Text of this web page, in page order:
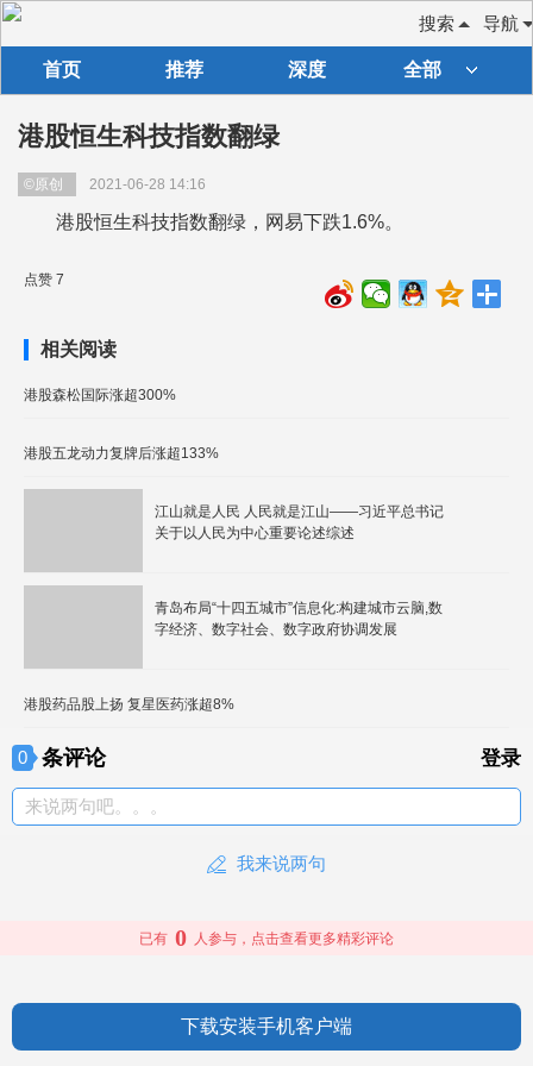
导航
搜索
首页 推荐 深度 全部
港股恒生科技指数翻绿
©原创 2021-06-28 14:16
港股恒生科技指数翻绿，网易下跌1.6%。
点赞 7
相关阅读
港股森松国际涨超300%
港股五龙动力复牌后涨超133%
江山就是人民 人民就是江山——习近平总书记
关于以人民为中心重要论述综述
青岛布局“十四五城市”信息化:构建城市云脑,数
字经济、数字社会、数字政府协调发展
港股药品股上扬 复星医药涨超8%
0 条评论 登录
来说两句吧。。。
我来说两句
已有 0 人参与，点击查看更多精彩评论
下载安装手机客户端